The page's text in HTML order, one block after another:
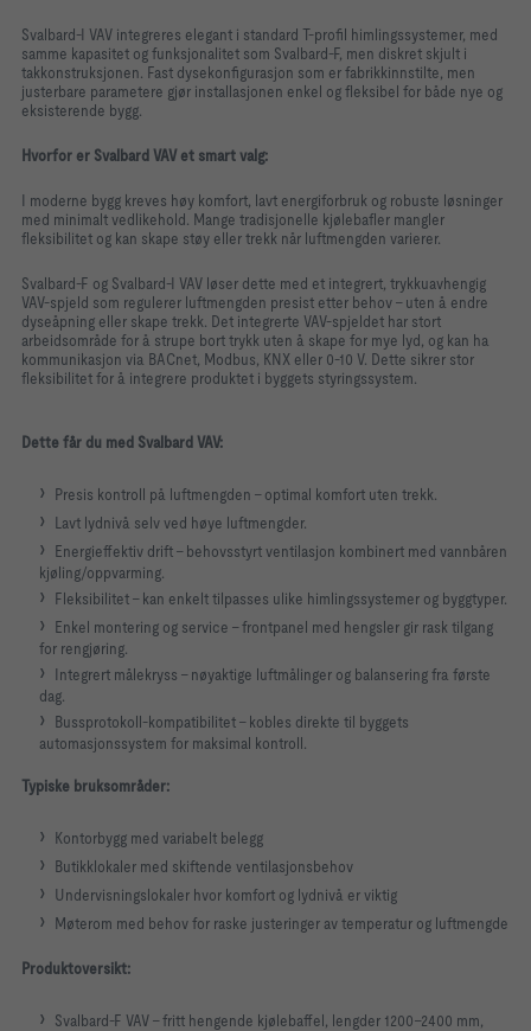
Svalbard-I VAV integreres elegant i standard T-profil himlingssystemer, med
samme kapasitet og funksjonalitet som Svalbard-F, men diskret skjult i
takkonstruksjonen. Fast dysekonfigurasjon som er fabrikkinnstilte, men
justerbare parametere gjør installasjonen enkel og fleksibel for både nye og
eksisterende bygg.
Hvorfor er Svalbard VAV et smart valg:
I moderne bygg kreves høy komfort, lavt energiforbruk og robuste løsninger
med minimalt vedlikehold. Mange tradisjonelle kjølebafler mangler
fleksibilitet og kan skape støy eller trekk når luftmengden varierer.
Svalbard-F og Svalbard-I VAV løser dette med et integrert, trykkuavhengig
VAV-spjeld som regulerer luftmengden presist etter behov – uten å endre
dyseåpning eller skape trekk. Det integrerte VAV-spjeldet har stort
arbeidsområde for å strupe bort trykk uten å skape for mye lyd, og kan ha
kommunikasjon via BACnet, Modbus, KNX eller 0-10 V. Dette sikrer stor
fleksibilitet for å integrere produktet i byggets styringssystem.
Dette får du med Svalbard VAV:
Presis kontroll på luftmengden – optimal komfort uten trekk.
Lavt lydnivå selv ved høye luftmengder.
Energieffektiv drift – behovsstyrt ventilasjon kombinert med vannbåren
kjøling/oppvarming.
Fleksibilitet – kan enkelt tilpasses ulike himlingssystemer og byggtyper.
Enkel montering og service – frontpanel med hengsler gir rask tilgang
for rengjøring.
Integrert målekryss – nøyaktige luftmålinger og balansering fra første
dag.
Bussprotokoll-kompatibilitet – kobles direkte til byggets
automasjonssystem for maksimal kontroll.
Typiske bruksområder:
Kontorbygg med variabelt belegg
Butikklokaler med skiftende ventilasjonsbehov
Undervisningslokaler hvor komfort og lydnivå er viktig
Møterom med behov for raske justeringer av temperatur og luftmengde
Produktoversikt:
Svalbard-F VAV – fritt hengende kjølebaffel, lengder 1200–2400 mm,